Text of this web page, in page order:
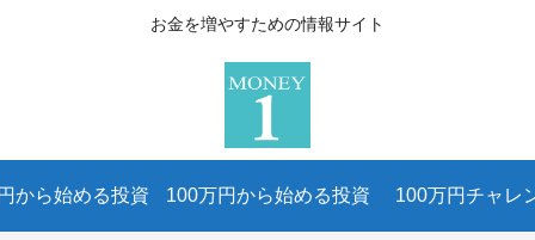
お金を増やすための情報サイト
から始める投資 100万円から始める投資 100万円チャレ